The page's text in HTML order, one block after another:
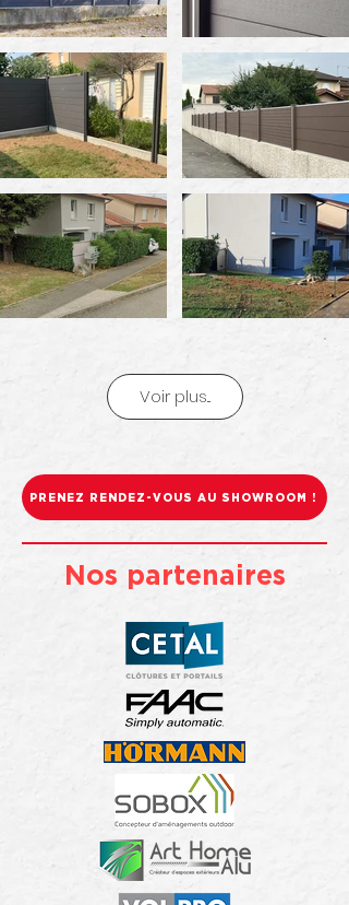
Voir plus...
PRENEZ RENDEZ-VOUS AU SHOWROOM !
Nos partenaires